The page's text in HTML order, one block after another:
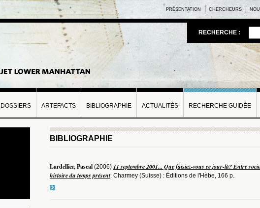
PRÉSENTATION CHERCHEURS
RECHERCHE :
DOSSIERS ARTEFACTS BIBLIOGRAPHIE ACTUALITÉS RECHERCHE GUIDÉE
BIBLIOGRAPHIE
Lardellier, Pascal (2006) 11 septembre 2001... Que faisiez-vous ce jour-là? Entre
histoire du temps présent. Charmey (Suisse) : Éditions de l'Hèbe, 166 p.